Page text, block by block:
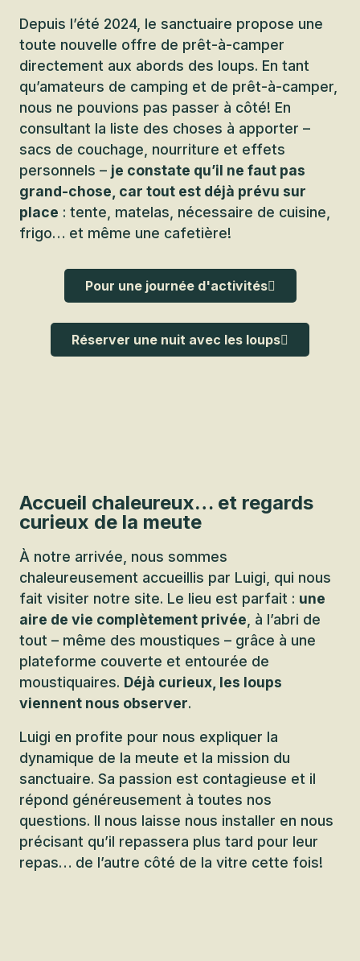
Depuis l’été 2024, le sanctuaire propose une
toute nouvelle offre de prêt-à-camper
directement aux abords des loups. En tant
qu’amateurs de camping et de prêt-à-camper,
nous ne pouvions pas passer à côté! En
consultant la liste des choses à apporter –
sacs de couchage, nourriture et effets
personnels – je constate qu’il ne faut pas
grand-chose, car tout est déjà prévu sur
place : tente, matelas, nécessaire de cuisine,
frigo… et même une cafetière!
Pour une journée d'activités
Réserver une nuit avec les loups
Accueil chaleureux… et regards
curieux de la meute
À notre arrivée, nous sommes
chaleureusement accueillis par Luigi, qui nous
fait visiter notre site. Le lieu est parfait : une
aire de vie complètement privée , à l’abri de
tout – même des moustiques – grâce à une
plateforme couverte et entourée de
moustiquaires. Déjà curieux, les loups
viennent nous observer.
Luigi en profite pour nous expliquer la
dynamique de la meute et la mission du
sanctuaire. Sa passion est contagieuse et il
répond généreusement à toutes nos
questions. Il nous laisse nous installer en nous
précisant qu’il repassera plus tard pour leur
repas… de l’autre côté de la vitre cette fois!